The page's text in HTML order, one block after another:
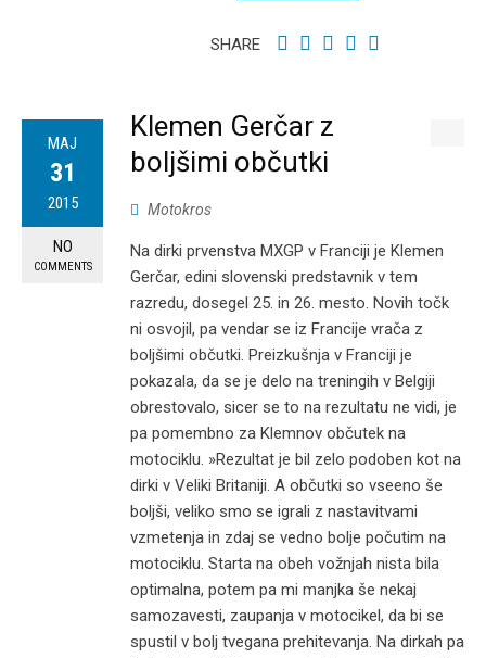
SHARE
MAJ
31
2015
NO
COMMENTS
Klemen Gerčar z
boljšimi občutki
Motokros
Na dirki prvenstva MXGP v Franciji je Klemen
Gerčar, edini slovenski predstavnik v tem
razredu, dosegel 25. in 26. mesto. Novih točk
ni osvojil, pa vendar se iz Francije vrača z
boljšimi občutki. Preizkušnja v Franciji je
pokazala, da se je delo na treningih v Belgiji
obrestovalo, sicer se to na rezultatu ne vidi, je
pa pomembno za Klemnov občutek na
motociklu. »Rezultat je bil zelo podoben kot na
dirki v Veliki Britaniji. A občutki so vseeno še
boljši, veliko smo se igrali z nastavitvami
vzmetenja in zdaj se vedno bolje počutim na
motociklu. Starta na obeh vožnjah nista bila
optimalna, potem pa mi manjka še nekaj
samozavesti, zaupanja v motocikel, da bi se
spustil v bolj tvegana prehitevanja. Na dirkah pa